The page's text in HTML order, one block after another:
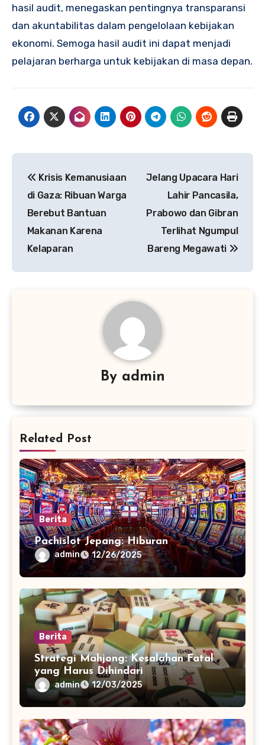
hasil audit, menegaskan pentingnya transparansi
dan akuntabilitas dalam pengelolaan kebijakan
ekonomi. Semoga hasil audit ini dapat menjadi
pelajaran berharga untuk kebijakan di masa depan.
pos
Krisis Kemanusiaan
di Gaza: Ribuan Warga
Berebut Bantuan
Makanan Karena
Kelaparan
Jelang Upacara Hari
Lahir Pancasila,
Prabowo dan Gibran
Terlihat Ngumpul
Bareng Megawati
By admin
Related Post
Berita
Pachislot Jepang: Hiburan
admin 12/26/2025
Berita
Strategi Mahjong: Kesalahan Fatal
yang Harus Dihindari
admin 12/03/2025